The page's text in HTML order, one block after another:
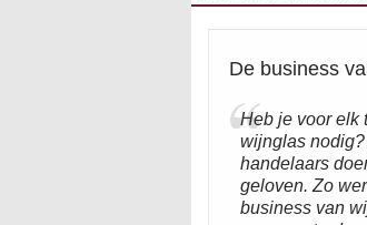
De business
Heb je voor elk
wijnglas
handelaars
geloven. Zo
business van